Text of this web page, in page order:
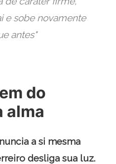
e sobe novamente
antes"
do
alma
a si mesma
desliga sua luz.